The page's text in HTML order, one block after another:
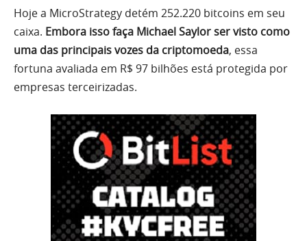
Hoje a MicroStrategy detém 252.220 bitcoins em seu
caixa. Embora isso faça Michael Saylor ser visto como
uma das principais vozes da criptomoeda, essa
fortuna avaliada em R$ 97 bilhões está protegida por
empresas terceirizadas.